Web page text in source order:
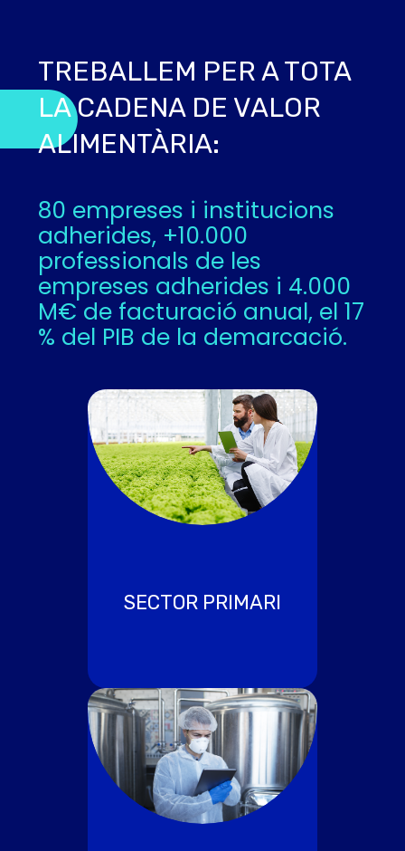
TREBALLEM PER A TOTA
LA CADENA DE VALOR
ALIMENTÀRIA:
80 empreses i institucions
adherides, +10.000
professionals de les
empreses adherides i 4.000
M€ de facturació anual, el 17
% del PIB de la demarcació.
SECTOR PRIMARI